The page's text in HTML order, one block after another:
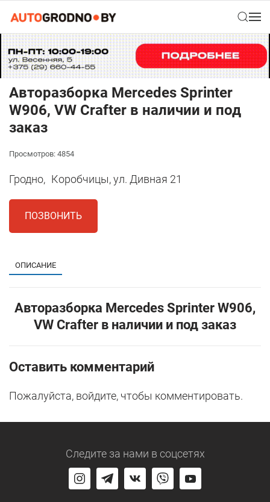
Авторазборка Mercedes Sprinter
W906, VW Crafter в наличии и под
заказ
Просмотров: 4854
Гродно, Коробчицы, ул. Дивная 21
ПОЗВОНИТЬ
ОПИСАНИЕ
Авторазборка Mercedes Sprinter W906,
VW Crafter в наличии и под заказ
Оставить комментарий
Пожалуйста, войдите, чтобы комментировать.
Следите за нами в соцсетях